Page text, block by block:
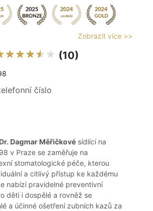
Zobrazit více >>
(10)
číslo
Dagmar Měřičkové sídlící na
v Praze se zaměřuje na
stomatologické péče, kterou
a citlivý přístup ke každému
nabízí pravidelné preventivní
děti i dospělé a rovněž se
a účinné ošetření zubních kazů za